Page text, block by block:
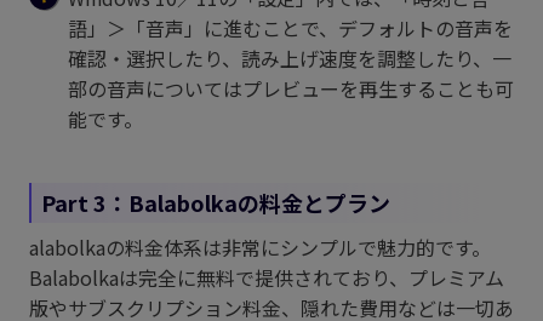
語」＞「音声」に進むことで、デフォルトの音声を
確認・選択したり、読み上げ速度を調整したり、一
部の音声についてはプレビューを再生することも可
能です。
Part 3：Balabolkaの料金とプラン
alabolkaの料金体系は非常にシンプルで魅力的です。
Balabolkaは完全に無料で提供されており、プレミアム
版やサブスクリプション料金、隠れた費用などは一切あ